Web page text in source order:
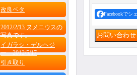
改良ベタ
2012/2/13 ヌメニウスの
写真です。
イガラシ・デルヘジ
ー 2012/5/17
引き取り
Facebookでシ